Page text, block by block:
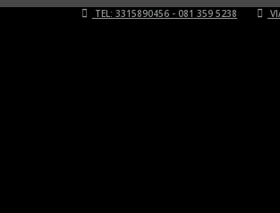
TEL: 3315890456 - 081 359 5238